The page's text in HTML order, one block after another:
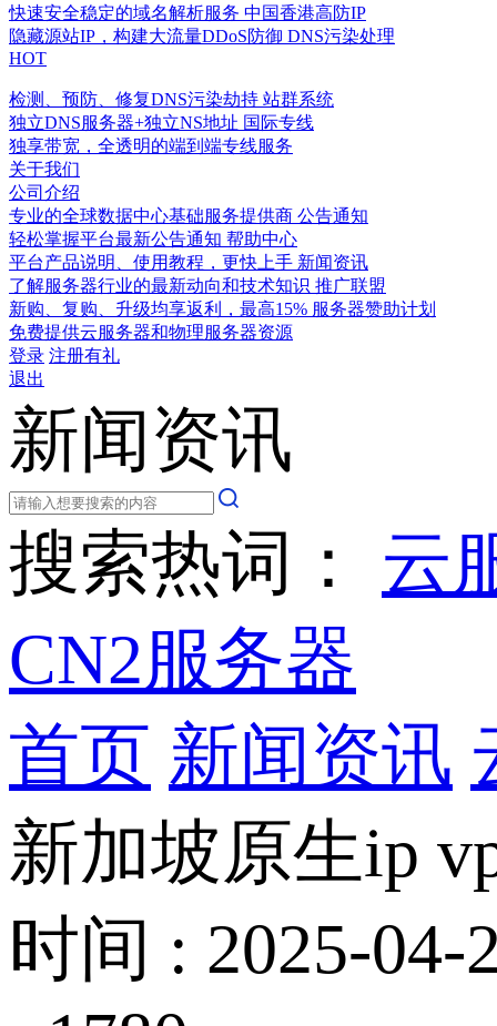
快速安全稳定的域名解析服务 中国香港高防IP
隐藏源站IP，构建大流量DDoS防御 DNS污染处理
HOT
检测、预防、修复DNS污染劫持 站群系统
独立DNS服务器+独立NS地址 国际专线
独享带宽，全透明的端到端专线服务
关于我们
公司介绍
专业的全球数据中心基础服务提供商 公告通知
轻松掌握平台最新公告通知 帮助中心
平台产品说明、使用教程，更快上手 新闻资讯
了解服务器行业的最新动向和技术知识 推广联盟
新购、复购、升级均享返利，最高15% 服务器赞助计划
免费提供云服务器和物理服务器资源
登录 注册有礼
退出
新闻资讯
搜索热词： 云
CN2服务器
首页 新闻资讯
新加坡原生ip
时间 : 2025-04-